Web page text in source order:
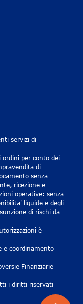
servizi di
ordini per conto dei
di
senza
ricezione e
operative: senza
liquide e degli
di rischi da
è
e coordinamento
Finanziarie
i diritti riservati